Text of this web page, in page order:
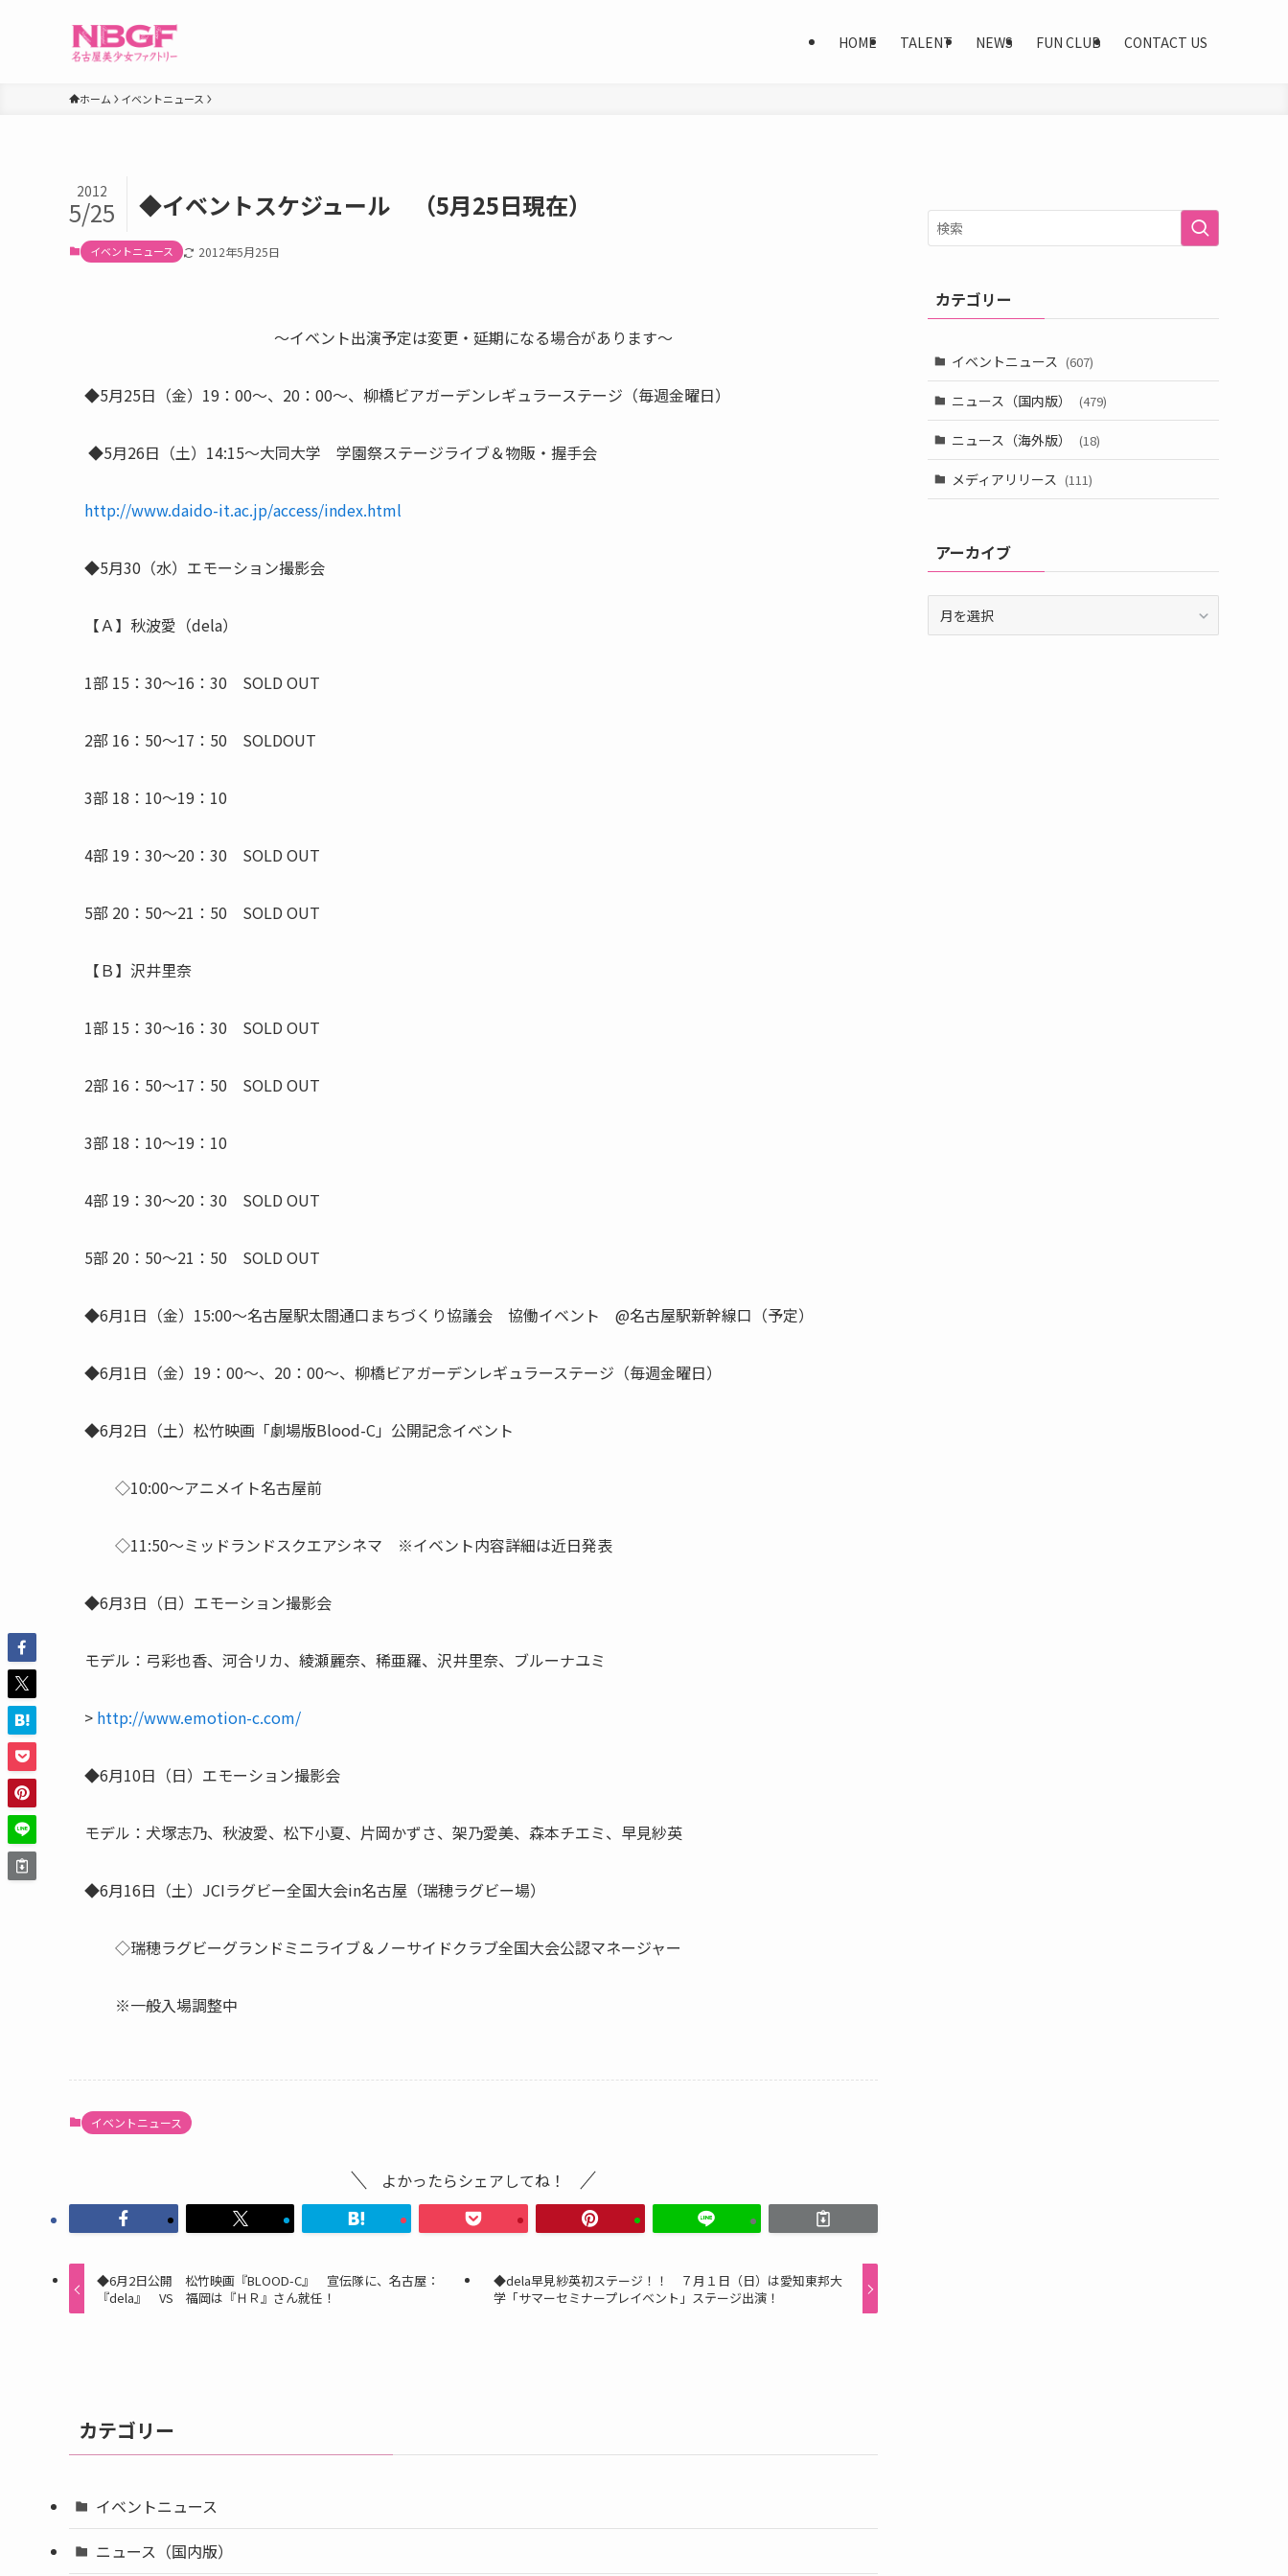
HOME TALENT NEWS FUN CLUB CONTACT US
ホーム イベントニュース
◆イベントスケジュール （5月25日現在）
2012
5/25
イベントニュース 2012年5月25日
～イベント出演予定は変更・延期になる場合があります～
◆5月25日（金）19：00～、20：00～、柳橋ビアガーデンレギュラーステージ（毎週金曜日）
◆5月26日（土）14:15～大同大学 学園祭ステージライブ＆物販・握手会
http://www.daido-it.ac.jp/access/index.html
◆5月30（水）エモーション撮影会
【Ａ】秋波愛（dela）
1部 15：30～16：30 SOLD OUT
2部 16：50～17：50 SOLDOUT
3部 18：10～19：10
4部 19：30～20：30 SOLD OUT
5部 20：50～21：50 SOLD OUT
【Ｂ】沢井里奈
1部 15：30～16：30 SOLD OUT
2部 16：50～17：50 SOLD OUT
3部 18：10～19：10
4部 19：30～20：30 SOLD OUT
5部 20：50～21：50 SOLD OUT
◆6月1日（金）15:00～名古屋駅太閤通口まちづくり協議会 協働イベント @名古屋駅新幹線口（予定）
◆6月1日（金）19：00～、20：00～、柳橋ビアガーデンレギュラーステージ（毎週金曜日）
◆6月2日（土）松竹映画「劇場版Blood-C」公開記念イベント
◇10:00～アニメイト名古屋前
◇11:50～ミッドランドスクエアシネマ ※イベント内容詳細は近日発表
◆6月3日（日）エモーション撮影会
モデル：弓彩也香、河合リカ、綾瀬麗奈、稀亜羅、沢井里奈、ブルーナユミ
> http://www.emotion-c.com/
◆6月10日（日）エモーション撮影会
モデル：犬塚志乃、秋波愛、松下小夏、片岡かずさ、架乃愛美、森本チエミ、早見紗英
◆6月16日（土）JCIラグビー全国大会in名古屋（瑞穂ラグビー場）
◇瑞穂ラグビーグランドミニライブ＆ノーサイドクラブ全国大会公認マネージャー
※一般入場調整中
イベントニュース
よかったらシェアしてね！
◆6月2日公開 松竹映画『BLOOD-C』 宣伝隊に、名古屋：
『dela』 VS 福岡は『ＨＲ』さん就任！
◆dela早見紗英初ステージ！！ ７月１日（日）は愛知東邦大
学「サマーセミナープレイベント」ステージ出演！
カテゴリー
イベントニュース
ニュース（国内版）
カテゴリー
イベントニュース (607)
ニュース（国内版） (479)
ニュース（海外版） (18)
メディアリリース (111)
アーカイブ